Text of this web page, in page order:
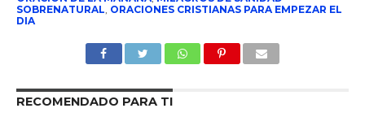
SOBRENATURAL, ORACIONES CRISTIANAS PARA EMPEZAR EL
DIA
RECOMENDADO PARA TI